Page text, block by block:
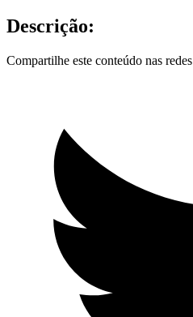
Descrição:
Compartilhe este conteúdo nas redes